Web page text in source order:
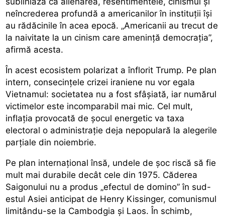
neîncrederea profundă a americanilor în instituții își
au rădăcinile în acea epocă. „Americanii au trecut de
la naivitate la un cinism care amenință democrația”,
afirmă acesta.
În acest ecosistem polarizat a înflorit Trump. Pe plan
intern, consecințele crizei iraniene nu vor egala
Vietnamul: societatea nu a fost sfâșiată, iar numărul
victimelor este incomparabil mai mic. Cel mult,
inflația provocată de șocul energetic va taxa
electoral o administrație deja nepopulară la alegerile
parțiale din noiembrie.
Pe plan internațional însă, undele de șoc riscă să fie
mult mai durabile decât cele din 1975. Căderea
Saigonului nu a produs „efectul de domino” în sud-
estul Asiei anticipat de Henry Kissinger, comunismul
limitându-se la Cambodgia și Laos. În schimb,